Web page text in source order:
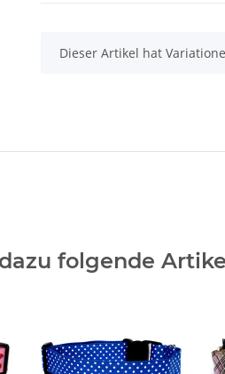
x
Dieser Artikel hat
folgende